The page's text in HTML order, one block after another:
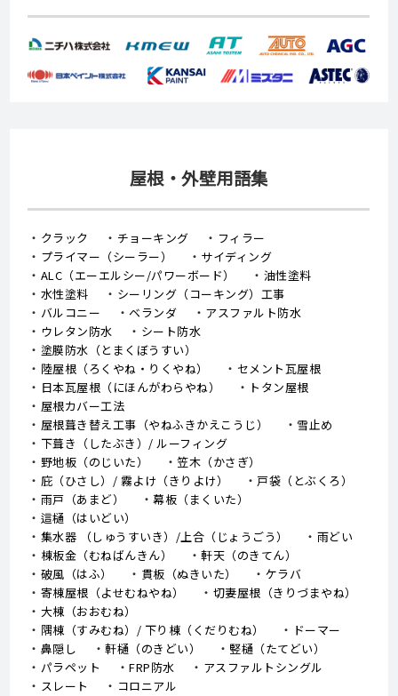
屋根・外壁用語集
クラック チョーキング
フィラー
プライマー（シーラー）
サイディング
ALC（エーエルシー/パワーボード）
油性塗料
水性塗料
シーリング（コーキング）工事
バルコニー
ベランダ
アスファルト防水
ウレタン防水
シート防水
塗膜防水（とまくぼうすい）
陸屋根（ろくやね・りくやね）
セメント瓦屋根
日本瓦屋根（にほんがわらやね）
トタン屋根
屋根カバー工法
屋根葺き替え工事（やねふきかえこうじ）
雪止め
下葺き（したぶき）/ ルーフィング
野地板（のじいた）
笠木（かさぎ）
庇（ひさし）/ 霧よけ（きりよけ）
戸袋（とぶくろ）
雨戸（あまど）
幕板（まくいた）
這樋（はいどい）
集水器 （しゅうすいき）/上合（じょうごう）
雨どい
棟板金（むねばんきん）
軒天（のきてん）
破風（はふ）
貫板（ぬきいた）
ケラバ
寄棟屋根（よせむねやね）
切妻屋根（きりづまやね）
大棟（おおむね）
隅棟（すみむね）/ 下り棟（くだりむね）
ドーマー
鼻隠し
軒樋（のきどい）
竪樋（たてどい）
パラペット
FRP防水
アスファルトシングル
スレート
コロニアル